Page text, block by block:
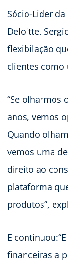
Sócio-Lider
Deloitte,
flexibilação
clientes como
“Se olharmos
anos, vemos
Quando
vemos uma
direito ao
plataforma
produtos”,
E
financeiras a